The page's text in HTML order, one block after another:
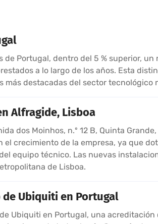
Portugal, dentro del 5 % superior,
a lo largo de los años. Esta
más destacadas del sector tecnológico
Alfragide, Lisboa
dos Moinhos, n.º 12 B, Quinta
crecimiento de la empresa, ya que
equipo técnico. Las nuevas
de Lisboa.
Ubiquiti en Portugal
Ubiquiti en Portugal, una